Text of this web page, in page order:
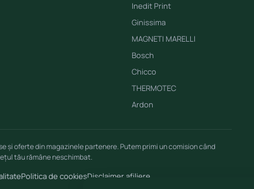
Inedit Print
Ginissima
MAGNETI MARELLI
Bosch
Chicco
THERMOTEC
Ardon
și oferte din magazinele partenere. Putem primi un comision când
tău rămâne neschimbat.
Politica de cookiesDisclaimer afiliere